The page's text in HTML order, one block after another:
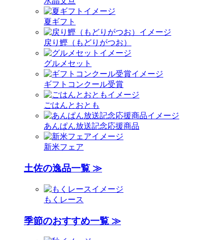
夏ギフト
戻り鰹（もどりがつお）
グルメセット
ギフトコンクール受賞
ごはんとおとも
あんぱん放送記念応援商品
新米フェア
土佐の逸品一覧 ≫
もくレース
季節のおすすめ一覧 ≫